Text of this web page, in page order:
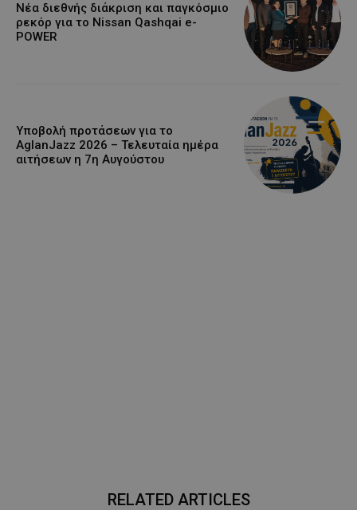
Νέα διεθνής διάκριση και παγκόσμιο
ρεκόρ για το Nissan Qashqai e-
POWER
Υποβολή προτάσεων για το
AglanJazz 2026 – Τελευταία ημέρα
αιτήσεων η 7η Αυγούστου
RELATED ARTICLES